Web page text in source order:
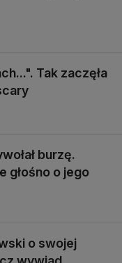
Tak zaczęła
burzę.
głośno o jego
o swojej